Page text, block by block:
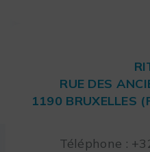
RUE DES
1190 BRUXELLES
Téléphone :